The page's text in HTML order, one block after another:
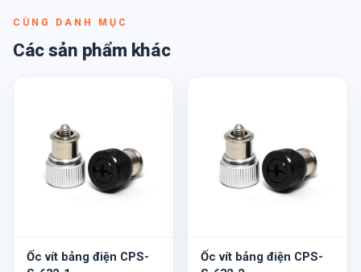
CÙNG DANH MỤC
Các sản phẩm khác
Ốc vít bảng điện CPS-
Ốc vít bảng điện CPS-